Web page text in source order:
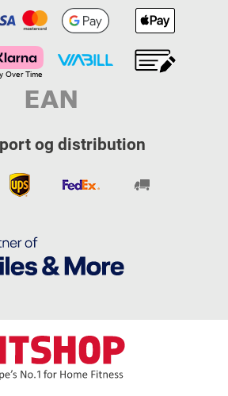
og distribution